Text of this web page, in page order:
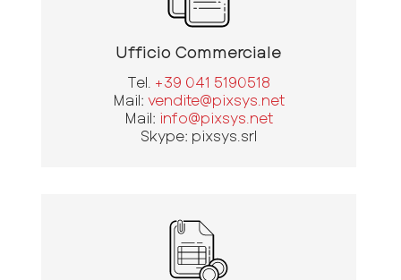
Ufficio Commerciale
Tel. +39 041 5190518
Mail: vendite@pixsys.net
Mail: info@pixsys.net
Skype: pixsys.srl